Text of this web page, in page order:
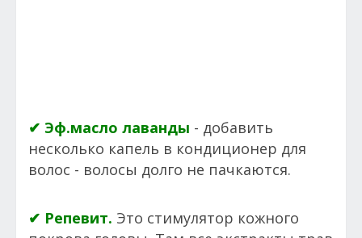
✔ Эф.масло лаванды - добавить
несколько капель в кондиционер для
волос - волосы долго не пачкаются.
✔ Репевит. Это стимулятор кожного